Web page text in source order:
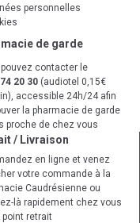
personnelles
de garde
contacter le
20 30 (audiotel 0,15€
accessible 24h/24 afin
la pharmacie de garde
proche de chez vous
/ Livraison
en ligne et venez
votre commande à la
Caudrésienne ou
là rapidement chez vous
point retrait